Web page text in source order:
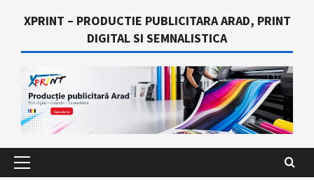
XPRINT – PRODUCTIE PUBLICITARA ARAD, PRINT
DIGITAL SI SEMNALISTICA
Primary